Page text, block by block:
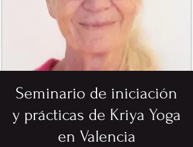
Seminario de iniciación
y prácticas de Kriya Yoga
en Valencia